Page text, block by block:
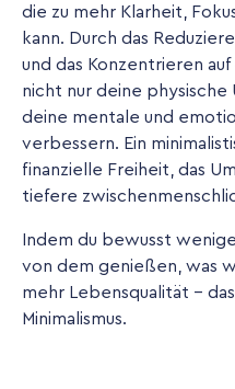
die zu mehr Klarheit,
kann. Durch das
und das Konzentrieren
nicht nur deine physische
deine mentale und
verbessern. Ein
finanzielle Freiheit, das
tiefere
Indem du bewusst
von dem genießen, was
mehr Lebensqualität –
Minimalismus.